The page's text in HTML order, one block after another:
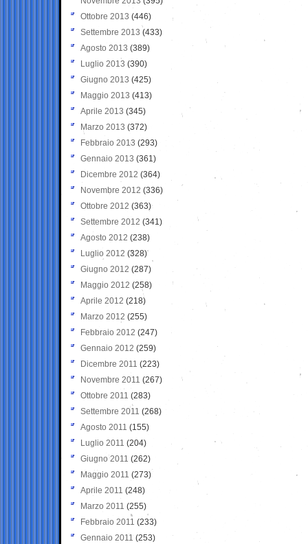
Ottobre 2013 (446)
Settembre 2013 (433)
Agosto 2013 (389)
Luglio 2013 (390)
Giugno 2013 (425)
Maggio 2013 (413)
Aprile 2013 (345)
Marzo 2013 (372)
Febbraio 2013 (293)
Gennaio 2013 (361)
Dicembre 2012 (364)
Novembre 2012 (336)
Ottobre 2012 (363)
Settembre 2012 (341)
Agosto 2012 (238)
Luglio 2012 (328)
Giugno 2012 (287)
Maggio 2012 (258)
Aprile 2012 (218)
Marzo 2012 (255)
Febbraio 2012 (247)
Gennaio 2012 (259)
Dicembre 2011 (223)
Novembre 2011 (267)
Ottobre 2011 (283)
Settembre 2011 (268)
Agosto 2011 (155)
Luglio 2011 (204)
Giugno 2011 (262)
Maggio 2011 (273)
Aprile 2011 (248)
Marzo 2011 (255)
Febbraio 2011 (233)
Gennaio 2011 (253)